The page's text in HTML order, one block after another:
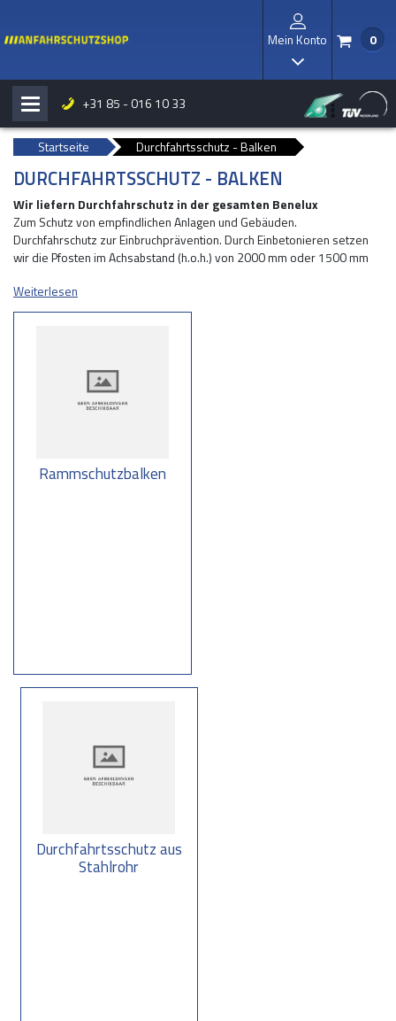
Mein Konto
I
/ 0
H b +31 85 - 016 10 33
Startseite Durchfahrtsschutz - Balken
DURCHFAHRTSSCHUTZ - BALKEN
Wir liefern Durchfahrschutz in der gesamten Benelux
Zum Schutz von empfindlichen Anlagen und Gebäuden.
Durchfahrschutz zur Einbruchprävention. Durch Einbetonieren setzen
wir die Pfosten im Achsabstand (h.o.h.) von 2000 mm oder 1500 mm
Stelconplatten werden die Pfosten mit einer Fußplatte ausgeführt,
welche wir mittels 4 Stk. Klebeankern M16x125 mm befestigen
Um den Durchfahrschutz besser sichtbar zu machen, können wir das
Rohr mit auffälligen Signalfarben Rot/Weiß oder Gelb/Schwarz
Standardabmessungen
Weiterlesen
Rammschutzbalken
Durchfahrtsschutz aus
Stahlrohr